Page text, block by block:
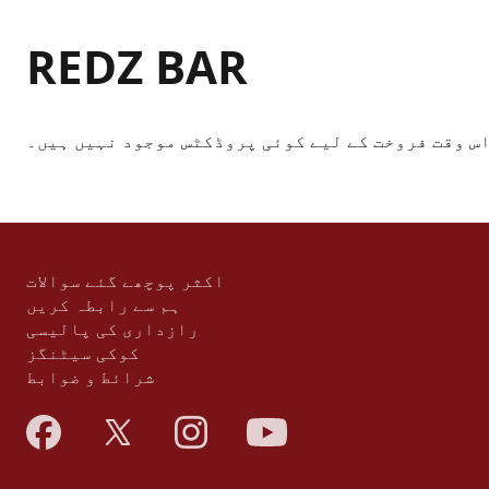
REDZ BAR
وقت فروخت کے لیے کوئی پروڈکٹس موجود نہیں ہیں۔
اکثر پوچھے گئے سوالات
ہم سے رابطہ کریں
رازداری کی پالیسی
کوکی سیٹنگز
شرائط و ضوابط